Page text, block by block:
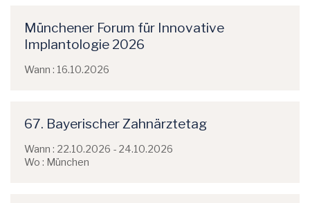
Münchener Forum für Innovative
Implantologie 2026
Wann : 16.10.2026
67. Bayerischer Zahnärztetag
Wann : 22.10.2026 - 24.10.2026
Wo : München